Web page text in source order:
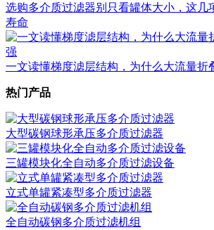
选购多介质过滤器别只看罐体大小，这几
寿命
一文读懂梯度滤层结构，为什么大流量折
热门产品
大型碳钢球形承压多介质过滤器
三罐模块化全自动多介质过滤设备
立式单罐紧凑型多介质过滤器
全自动碳钢多介质过滤机组